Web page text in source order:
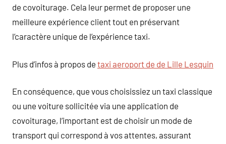
de covoiturage. Cela leur permet de proposer une
meilleure expérience client tout en préservant
l’caractère unique de l’expérience taxi.
Plus d’infos à propos de taxi aeroport de de Lille Lesquin
En conséquence, que vous choisissiez un taxi classique
ou une voiture sollicitée via une application de
covoiturage, l’important est de choisir un mode de
transport qui correspond à vos attentes, assurant